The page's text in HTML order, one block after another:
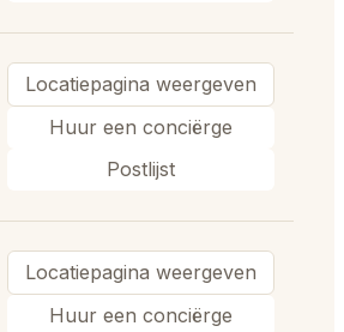
Locatiepagina weergeven
Huur een conciërge
Postlijst
Locatiepagina weergeven
Huur een conciërge